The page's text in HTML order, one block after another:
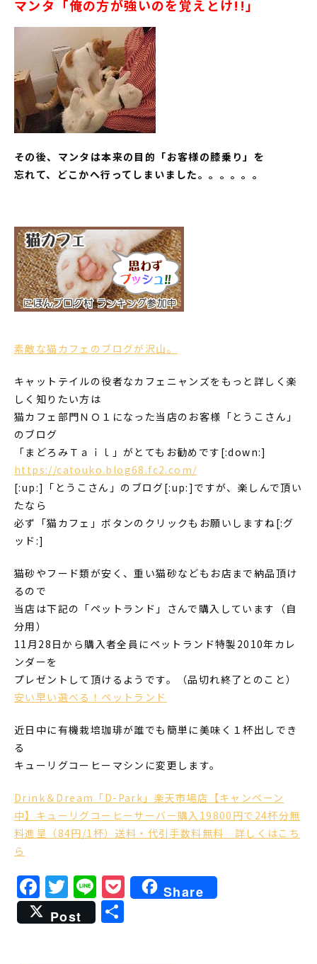
マンタ「俺の方が強いのを覚えとけ!!」
その後、マンタは本来の目的「お客様の膝乗り」を
忘れて、どこかへ行ってしまいました。。。。。。
素敵な猫カフェのブログが沢山。
キャットテイルの役者なカフェニャンズをもっと詳しく楽
しく知りたい方は
猫カフェ部門ＮＯ１になった当店のお客様「とうこさん」
のブログ
「まどろみＴａｉｌ」がとてもお勧めです[:down:]
https://catouko.blog68.fc2.com/
[:up:]「とうこさん」のブログ[:up:]ですが、楽しんで頂い
たなら
必ず「猫カフェ」ボタンのクリックもお願いしますね[:グ
ッド:]
猫砂やフード類が安く、重い猫砂などもお店まで納品頂け
るので
当店は下記の「ペットランド」さんで購入しています（自
分用）
11月28日から購入者全員にペットランド特製2010年カレ
ンダーを
プレゼントして頂けるようです。（品切れ終了とのこと）
安い早い選べる！ペットランド
近日中に有機栽培珈琲が誰でも簡単に美味く１杯出しでき
る
キューリグコーヒーマシンに変更します。
Drink＆Dream「D-Park」楽天市場店【キャンペーン
中】キューリグコーヒーサーバー購入19800円で24杯分無
料進呈（84円/1杯）送料・代引手数料無料 詳しくはこち
ら
Facebook
Twitter
LinePocket
Share
Post
共